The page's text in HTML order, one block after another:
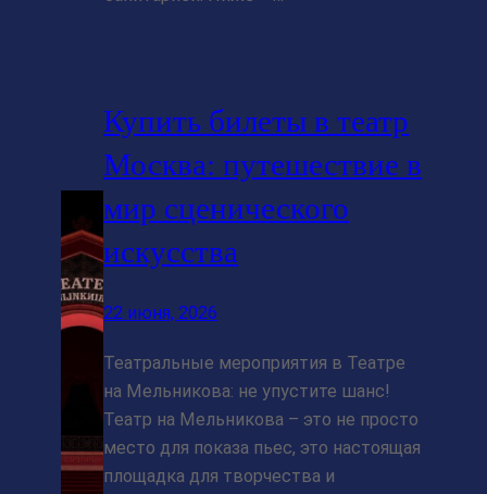
Купить билеты в театр
Москва: путешествие в
мир сценического
искусства
22 июня, 2026
Театральные мероприятия в Театре
на Мельникова: не упустите шанс!
Театр на Мельникова – это не просто
место для показа пьес, это настоящая
площадка для творчества и